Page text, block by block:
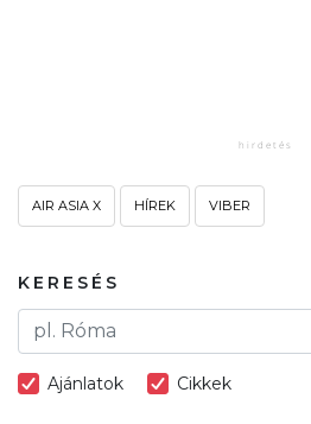
AIR ASIA X HÍREK VIBER
KERESÉS
Ajánlatok Cikkek